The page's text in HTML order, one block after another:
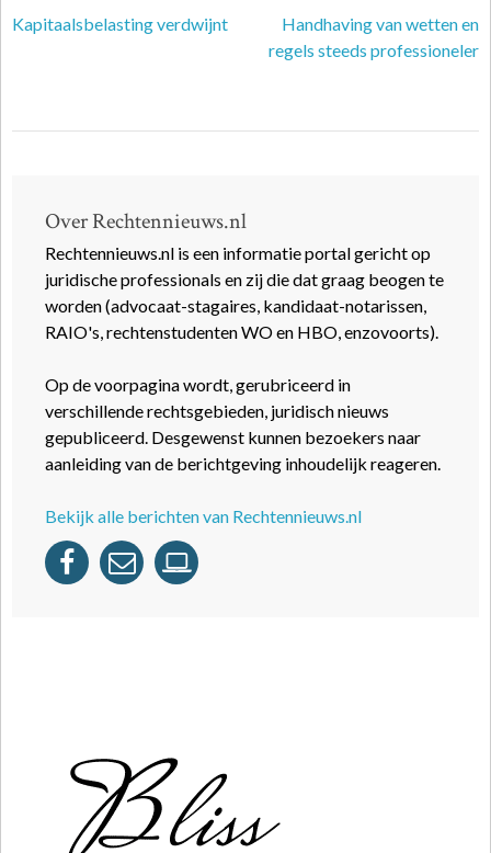
Kapitaalsbelasting verdwijnt
Handhaving van wetten en
regels steeds professioneler
Over Rechtennieuws.nl
Rechtennieuws.nl is een informatie portal gericht op
juridische professionals en zij die dat graag beogen te
worden (advocaat-stagaires, kandidaat-notarissen,
RAIO's, rechtenstudenten WO en HBO, enzovoorts).
Op de voorpagina wordt, gerubriceerd in
verschillende rechtsgebieden, juridisch nieuws
gepubliceerd. Desgewenst kunnen bezoekers naar
aanleiding van de berichtgeving inhoudelijk reageren.
Bekijk alle berichten van Rechtennieuws.nl